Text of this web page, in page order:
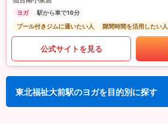
ヨガ
駅から車で16分
プール付きジムに通いたい人
隙間時間を活用したい人
公式サイトを見る
東北福祉大前駅のヨガを目的別に探す